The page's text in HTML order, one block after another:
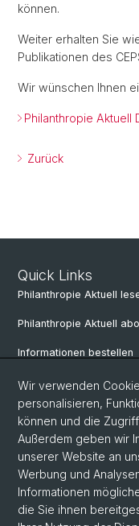
können.
Weiter erhalten Sie
Publikationen des
Wir wünschen Ihnen
Philanthropie Aktuell
Zurück
Quick Links
Philanthropie Aktuell
Philanthropie Aktuell
Informationen bestellen
Weiterbildungskalender
Anmelden für
Social Media
LinkedIn
Wir verwenden
personalisieren,
können und die
Außerdem geben wir
unserer Website an
Werbung und
Informationen
die Sie ihnen